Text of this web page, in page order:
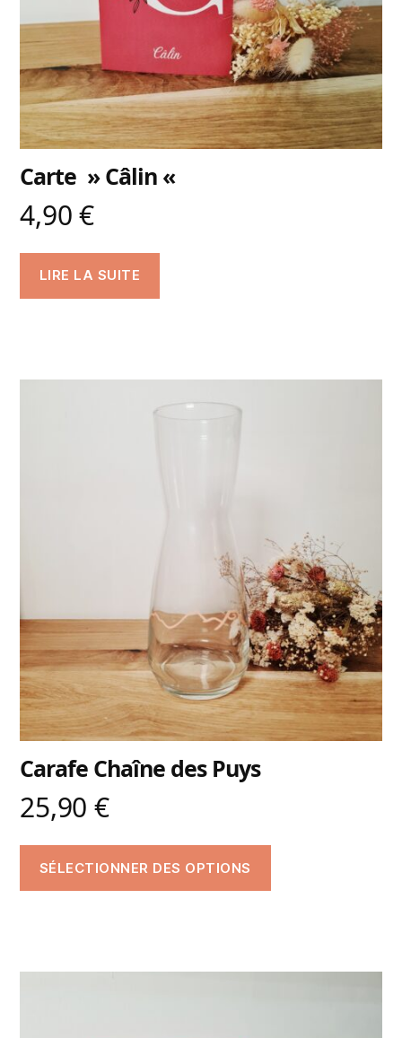
Carte » Câlin «
4,90€
LIRE LA SUITE
Carafe Chaîne des Puys
25,90 €
SÉLECTIONNER DES OPTIONS